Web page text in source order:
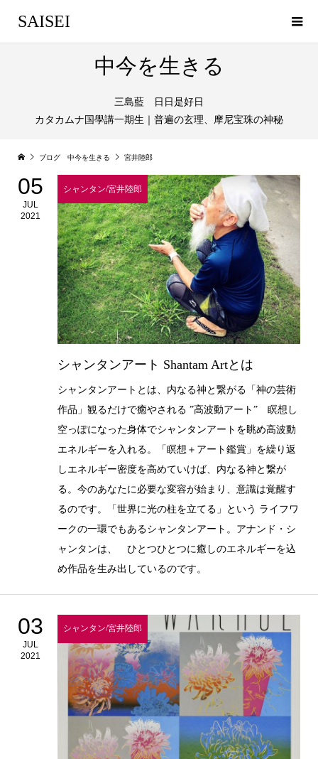
SAISEI
中今を生きる
三島藍 日日是好日
カタカムナ国學講一期生｜普遍の玄理、摩尼宝珠の神秘
ブログ 中今を生きる 宮井陸郎
05
JUL
2021
シャンタン/宮井陸郎
シャンタンアート Shantam Artとは
シャンタンアートとは、内なる神と繋がる「神の芸術
作品」観るだけで癒やされる ”高波動アート” 瞑想し
空っぽになった身体でシャンタンアートを眺め高波動
エネルギーを入れる。「瞑想＋アート鑑賞」を繰り返
しエネルギー密度を高めていけば、内なる神と繋が
る。今のあなたに必要な変容が始まり、意識は覚醒す
るのです。「世界に光の柱を立てる」という ライフワ
ークの一環でもあるシャンタンアート。アナンド・シ
ャンタンは、 ひとつひとつに癒しのエネルギーを込
め作品を生み出しているのです。
03
JUL
2021
シャンタン/宮井陸郎